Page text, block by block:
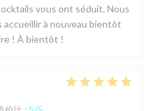
vous ont séduit. Nous
accueillir à nouveau bientôt
! À bientôt !